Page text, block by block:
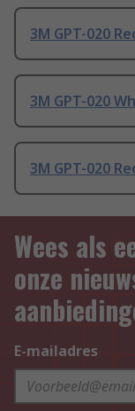
3M GPT-020
3M GPT-020
3M GPT-020
Wees als
onze
E-mailadres